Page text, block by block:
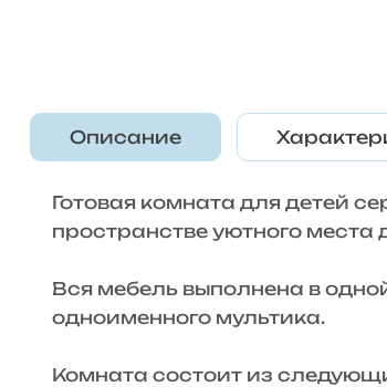
Описание
Готовая комната для детей
пространстве уютного места
Вся мебель выполнена в
одноименного мультика.
Комната состоит из